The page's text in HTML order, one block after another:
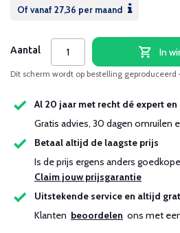
Of vanaf 27,36 per maand
Aantal In
Dit scherm wordt op bestelling geproduceerd
Al 20 jaar met recht dé expert en
Gratis advies, 30 dagen omruilen
Betaal altijd de laagste prijs
Is de prijs ergens anders
Claim jouw prijsgarantie
Uitstekende service en altijd
Klanten beoordelen ons met